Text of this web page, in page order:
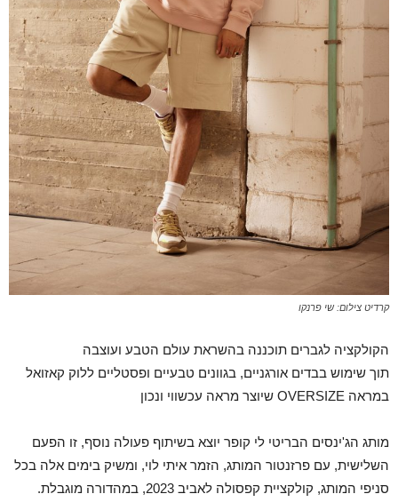
קרדיט צילום: שי פרנקו
הקולקציה לגברים תוכננה בהשראת עולם הטבע ועוצבה
תוך שימוש בבדים אורגניים, בגוונים טבעיים ופסטליים ללוק קאזואל
במראה OVERSIZE שיוצר מראה עכשווי ונכון
מותג הג'ינסים הבריטי לי קופר יוצא בשיתוף פעולה נוסף, זו הפעם
השלישית, עם פרזנטור המותג, הזמר איתי לוי, ומשיק בימים אלה בכל
סניפי המותג, קולקציית קפסולה לאביב 2023, במהדורה מוגבלת.